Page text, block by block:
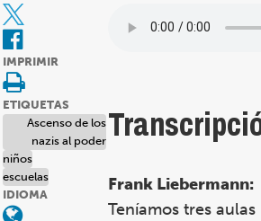
IMPRIMIR
ETIQUETAS
Ascenso de los
nazis al poder
niños
escuelas
IDIOMA
Frank Liebermann:
Teníamos tres